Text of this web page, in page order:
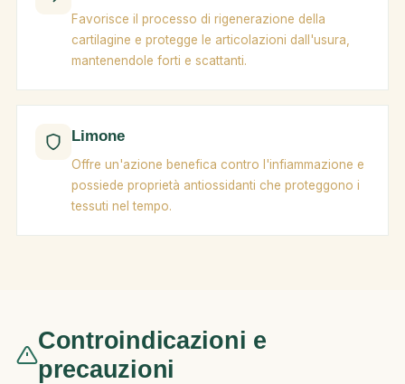
Favorisce il processo di rigenerazione della
cartilagine e protegge le articolazioni dall'usura,
mantenendole forti e scattanti.
Limone
Offre un'azione benefica contro l'infiammazione e
possiede proprietà antiossidanti che proteggono i
tessuti nel tempo.
Controindicazioni e
precauzioni